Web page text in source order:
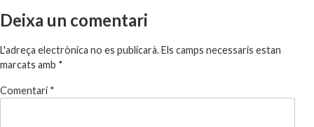
Deixa un comentari
L'adreça electrònica no es publicarà.Els camps necessaris estan
marcats amb *
Comentari *